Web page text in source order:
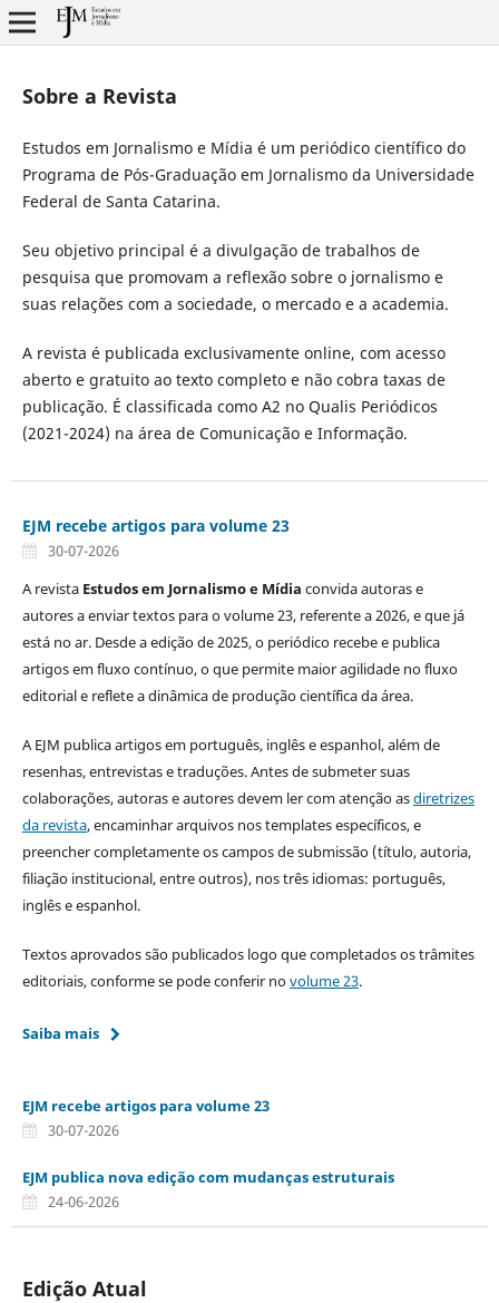
Sobre a Revista
Estudos em Jornalismo e Mídia é um periódico científico do
Programa de Pós-Graduação em Jornalismo da Universidade
Federal de Santa Catarina.
Seu objetivo principal é a divulgação de trabalhos de
pesquisa que promovam a reflexão sobre o jornalismo e
suas relações com a sociedade, o mercado e a academia.
A revista é publicada exclusivamente online, com acesso
aberto e gratuito ao texto completo e não cobra taxas de
publicação. É classificada como A2 no Qualis Periódicos
(2021-2024) na área de Comunicação e Informação.
EJM recebe artigos para volume 23
30-07-2026
A revista Estudos em Jornalismo e Mídia convida autoras e
autores a enviar textos para o volume 23, referente a 2026, e que já
está no ar. Desde a edição de 2025, o periódico recebe e publica
artigos em fluxo contínuo, o que permite maior agilidade no fluxo
editorial e reflete a dinâmica de produção científica da área.
A EJM publica artigos em português, inglês e espanhol, além de
resenhas, entrevistas e traduções. Antes de submeter suas
colaborações, autoras e autores devem ler com atenção asdiretrizes
da revista, encaminhar arquivos nos templates específicos, e
preencher completamente os campos de submissão (título, autoria,
filiação institucional, entre outros), nos três idiomas: português,
inglês e espanhol.
Textos aprovados são publicados logo que completados os trâmites
editoriais, conforme se pode conferir novolume 23.
Saiba mais
EJM recebe artigos para volume 23
30-07-2026
EJM publica nova edição com mudanças estruturais
24-06-2026
Edição Atual